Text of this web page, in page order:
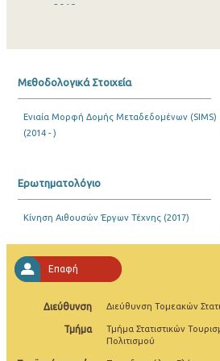
2018
2014
2012
2009
2007
Μεθοδολογικά Στοιχεία
Ενιαία Μορφή Δομής Μεταδεδομένων (SIMS)
(2014 - )
Ερωτηματολόγιο
Κίνηση Αιθουσών Έργων Τέχνης (2017)
Επαφή
Διεύθυνση Διεύθυνση Τομεακών
Τμήμα
Τμήμα Στατιστικών
Πολιτισμού